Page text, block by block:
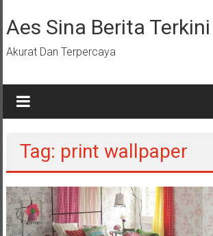
ke
konten
Aes Sina Berita Terkini
Akurat Dan Terpercaya
Tag: print wallpaper